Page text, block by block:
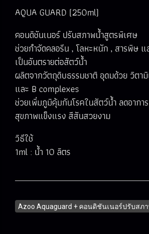
AQUA GUARD (250ml)
คอนดิชันเนอร์ ปรับสภาพน้ำสูตรพิเศษ
ช่วยกำจัดคลอรีน , โลหะหนัก , สารพิษ
เป็นอันตรายต่อสัตว์น้ำ
ผลิตจากวัตถุดิบธรรมชาติ อุดมด้วย วิตา
และ B complexes
ช่วยเพิ่มภูมิคุ้มกันโรคในสัตว์น้ำ ลดอากา
สุขภาพแข็งแรง สีสันสวยงาม
วิธีใช้
1ml : น้ำ 10 ลิตร
Azoo Aquaguard + คอนดิชันเนอร์ปรับสภ